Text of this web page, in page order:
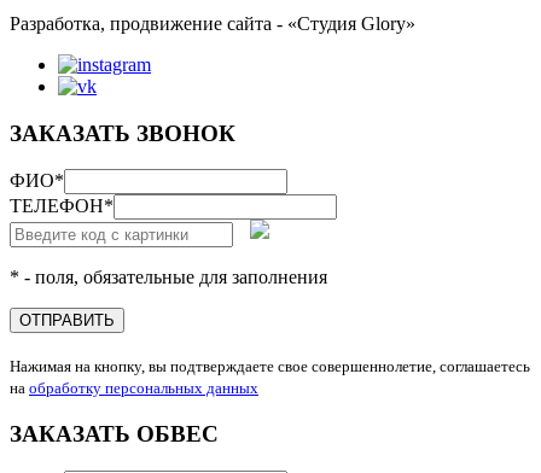
Разработка, продвижение сайта - «Студия Glory»
ЗАКАЗАТЬ ЗВОНОК
ФИО*
ТЕЛЕФОН*
* - поля, обязательные для заполнения
ОТПРАВИТЬ
Нажимая на кнопку, вы подтверждаете свое совершеннолетие, соглашаетесь
на обработку персональных данных
ЗАКАЗАТЬ ОБВЕС